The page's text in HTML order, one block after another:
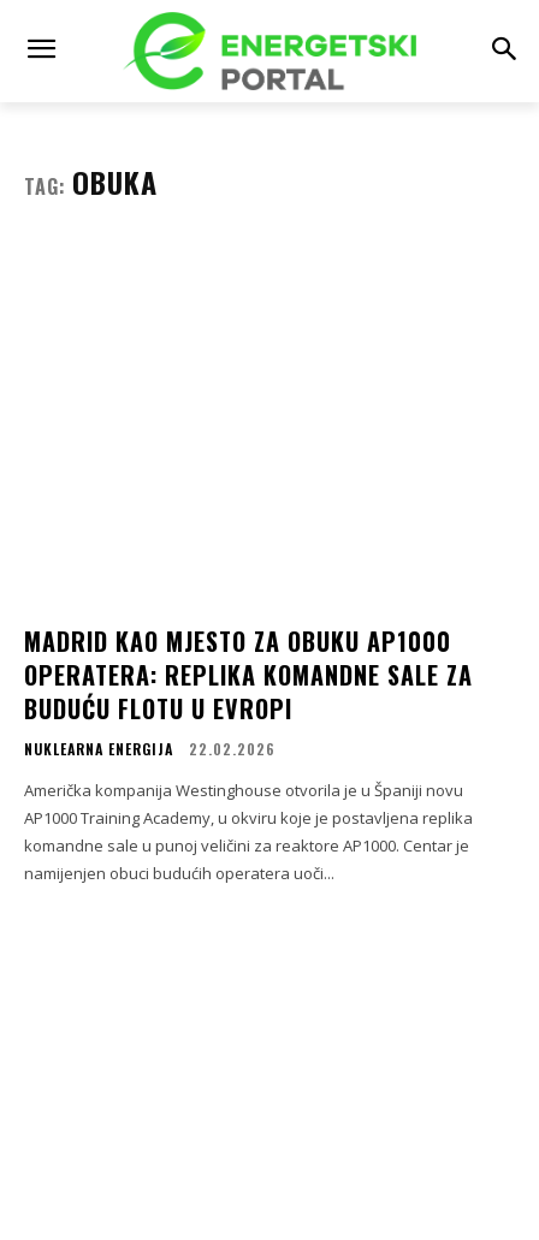
TAG: OBUKA
MADRID KAO MJESTO ZA OBUKU AP1000
OPERATERA: REPLIKA KOMANDNE SALE ZA
BUDUĆU FLOTU U EVROPI
NUKLEARNA ENERGIJA 22.02.2026
Američka kompanija Westinghouse otvorila je u Španiji novu
AP1000 Training Academy, u okviru koje je postavljena replika
komandne sale u punoj veličini za reaktore AP1000. Centar je
namijenjen obuci budućih operatera uoči...